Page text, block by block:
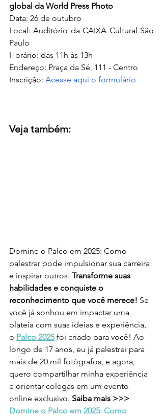
global da World Press Photo
Data: 26 de outubro
Local: Auditório da CAIXA Cultural São
Paulo
Horário: das 11h às 13h
Endereço: Praça da Sé, 111 - Centro
Inscrição: Acesse aqui o formulário
Veja também:
Domine o Palco em 2025: Como
palestrar pode impulsionar sua carreira
e inspirar outros. Transforme suas
habilidades e conquiste o
reconhecimento que você merece! Se
você já sonhou em impactar uma
plateia com suas ideias e experiência,
o Palco 2025 foi criado para você! Ao
longo de 17 anos, eu já palestrei para
mais de 20 mil fotógrafos, e agora,
quero compartilhar minha experiência
e orientar colegas em um evento
online exclusivo. Saiba mais >>>
Domine o Palco em 2025: Como